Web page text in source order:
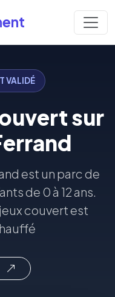
VALIDÉ
sur
est un parc de
de 0 à 12 ans.
couvert est